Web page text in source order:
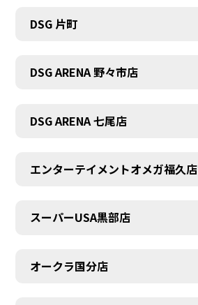
DSG 片町
DSG ARENA 野々市店
DSG ARENA 七尾店
エンターテイメントオメガ福久店
スーパーUSA黒部店
オークラ国分店